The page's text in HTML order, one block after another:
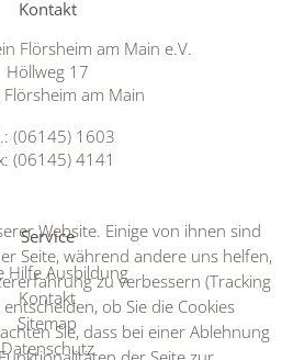
Kontakt
Flörsheim am Main e.V.
Höllweg 17
am Main
(06145) 1603
(06145) 4141
Service
Hilfe Ausbildung
Kontakt
Sitemap
Datenschutz
Website. Einige von ihnen sind
Seite, während andere uns helfen,
zu verbessern (Tracking
ob Sie die Cookies
Sie, dass bei einer Ablehnung